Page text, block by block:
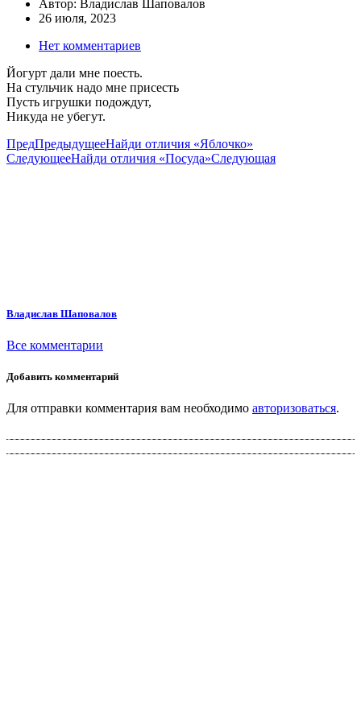
Автор: Владислав Шаповалов
26 июля, 2023
Нет комментариев
Йогурт дали мне поесть.
На стульчик надо мне присесть
Пусть игрушки подождут,
Никуда не убегут.
ПредПредыдущееНайди отличия «Яблочко»
СледующееНайди отличия «Посуда»Следующая
Владислав Шаповалов
Все комментарии
Добавить комментарий
Для отправки комментария вам необходимо авторизоваться.